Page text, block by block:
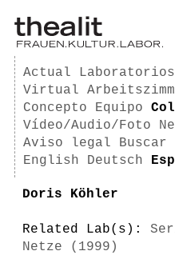
Actual Laboratorios
Virtual
Concepto
Equipo
Vídeo/Audio/Foto
Aviso legal
Buscar
English
Deutsch
Doris Köhler
Related Lab(s):
Netze (1999)